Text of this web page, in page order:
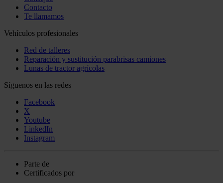
Contacto
Te llamamos
Vehículos profesionales
Red de talleres
Reparación y sustitución parabrisas camiones
Lunas de tractor agrícolas
Síguenos en las redes
Facebook
X
Youtube
LinkedIn
Instagram
Parte de
Certificados por